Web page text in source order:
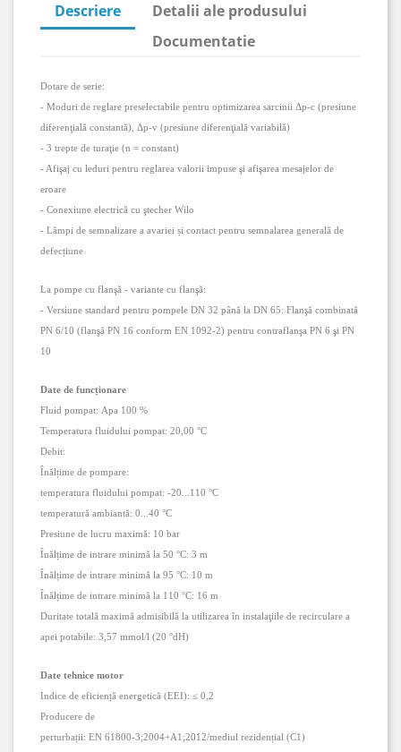
Descriere
Detalii ale produsului
Documentatie
Dotare de serie:
- Moduri de reglare preselectabile pentru optimizarea sarcinii Δp-c (presiune
diferenţială constantă), Δp-v (presiune diferenţială variabilă)
- 3 trepte de turaţie (n = constant)
- Afişaj cu leduri pentru reglarea valorii impuse şi afişarea mesajelor de
eroare
- Conexiune electrică cu ştecher Wilo
- Lămpi de semnalizare a avariei și contact pentru semnalarea generală de
defecțiune
La pompe cu flanşă - variante cu flanşă:
- Versiune standard pentru pompele DN 32 până la DN 65: Flanşă combinată
PN 6/10 (flanşă PN 16 conform EN 1092-2) pentru contraflanşa PN 6 şi PN
10
Date de funcționare
Fluid pompat: Apa 100 %
Temperatura fluidului pompat: 20,00 °C
Debit:
Înălțime de pompare:
temperatura fluidului pompat: -20 110 °C
temperatură ambiantă: 0 40 °C
Presiune de lucru maximă: 10 bar
Înălțime de intrare minimă la 50 °C: 3 m
Înălțime de intrare minimă la 95 °C: 10 m
Înălțime de intrare minimă la 110 °C: 16 m
Duritate totală maximă admisibilă la utilizarea în instalaţiile de recirculare a
apei potabile: 3,57 mmol/l (20 °dH)
Date tehnice motor
Indice de eficiență energetică (EEI): ≤ 0,2
Producere de
perturbații: EN 61800-3;2004+A1;2012/mediul rezidențial (C1)